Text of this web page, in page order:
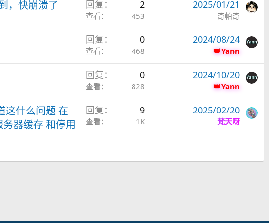
，快崩溃了 回复 2
查看 453
2025/01/21
奇帕奇
回复 0
查看 468
2024/08/24
Yann
回复 0
查看 828
2024/10/20
Yann
这什么问题 在
器缓存 和停用
回复 9
查看 1K
2025/02/20
梵天呀